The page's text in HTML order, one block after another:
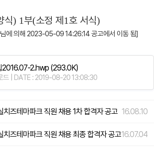
식) 1부(소정 제 1호 서식)
에 의해 2023-05-09 14:26:14 공고에서 이동 됨]
2016.07-2.hwp (293.0K)
드 | DATE : 2019-08-20 13:08:30
치즈테마파크 직원 채용 1차 합격자 공고 16.08.10
치즈테마파크 직원 채용 최종 합격자 공고16.07.04